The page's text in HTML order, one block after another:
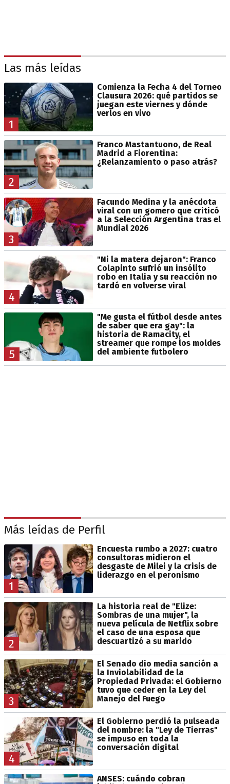
Las más leídas
1
Comienza la Fecha 4 del Torneo
Clausura 2026: qué partidos se
juegan este viernes y dónde
verlos en vivo
2
Franco Mastantuono, de Real
Madrid a Fiorentina:
¿Relanzamiento o paso atrás?
3
Facundo Medina y la anécdota
viral con un gomero que criticó
a la Selección Argentina tras el
Mundial 2026
4
"Ni la matera dejaron": Franco
Colapinto sufrió un insólito
robo en Italia y su reacción no
tardó en volverse viral
5
"Me gusta el fútbol desde antes
de saber que era gay": la
historia de Ramacity, el
streamer que rompe los moldes
del ambiente futbolero
Más leídas de Perfil
1
Encuesta rumbo a 2027: cuatro
consultoras midieron el
desgaste de Milei y la crisis de
liderazgo en el peronismo
2
La historia real de "Elize:
Sombras de una mujer", la
nueva película de Netflix sobre
el caso de una esposa que
descuartizó a su marido
3
El Senado dio media sanción a
la Inviolabilidad de la
Propiedad Privada: el Gobierno
tuvo que ceder en la Ley del
Manejo del Fuego
4
El Gobierno perdió la pulseada
del nombre: la "Ley de Tierras"
se impuso en toda la
conversación digital
ANSES: cuándo cobran